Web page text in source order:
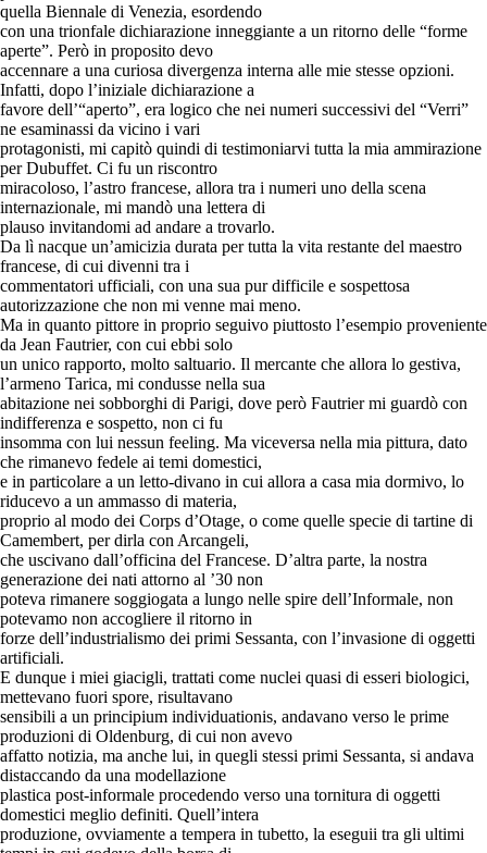
quella Biennale di Venezia, esordendo
con una trionfale dichiarazione inneggiante a un ritorno delle “forme
aperte”. Però in proposito devo
accennare a una curiosa divergenza interna alle mie stesse opzioni.
Infatti, dopo l’iniziale dichiarazione a
favore dell’“aperto”, era logico che nei numeri successivi del “Verri”
ne esaminassi da vicino i vari
protagonisti, mi capitò quindi di testimoniarvi tutta la mia ammirazione
per Dubuffet. Ci fu un riscontro
miracoloso, l’astro francese, allora tra i numeri uno della scena
internazionale, mi mandò una lettera di
plauso invitandomi ad andare a trovarlo.
Da lì nacque un’amicizia durata per tutta la vita restante del maestro
francese, di cui divenni tra i
commentatori ufficiali, con una sua pur difficile e sospettosa
autorizzazione che non mi venne mai meno.
Ma in quanto pittore in proprio seguivo piuttosto l’esempio proveniente
da Jean Fautrier, con cui ebbi solo
un unico rapporto, molto saltuario. Il mercante che allora lo gestiva,
l’armeno Tarica, mi condusse nella sua
abitazione nei sobborghi di Parigi, dove però Fautrier mi guardò con
indifferenza e sospetto, non ci fu
insomma con lui nessun feeling. Ma viceversa nella mia pittura, dato
che rimanevo fedele ai temi domestici,
e in particolare a un letto-divano in cui allora a casa mia dormivo, lo
riducevo a un ammasso di materia,
proprio al modo dei Corps d’Otage, o come quelle specie di tartine di
Camembert, per dirla con Arcangeli,
che uscivano dall’officina del Francese. D’altra parte, la nostra
generazione dei nati attorno al ’30 non
poteva rimanere soggiogata a lungo nelle spire dell’Informale, non
potevamo non accogliere il ritorno in
forze dell’industrialismo dei primi Sessanta, con l’invasione di oggetti
artificiali.
E dunque i miei giacigli, trattati come nuclei quasi di esseri biologici,
mettevano fuori spore, risultavano
sensibili a un principium individuationis, andavano verso le prime
produzioni di Oldenburg, di cui non avevo
affatto notizia, ma anche lui, in quegli stessi primi Sessanta, si andava
distaccando da una modellazione
plastica post-informale procedendo verso una tornitura di oggetti
domestici meglio definiti. Quell’intera
produzione, ovviamente a tempera in tubetto, la eseguii tra gli ultimi